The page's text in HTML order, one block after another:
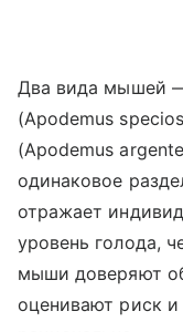
Два вида мышей —
(Apodemus
(Apodemus
одинаковое
отражает
уровень голода,
мыши доверяют
оценивают риск